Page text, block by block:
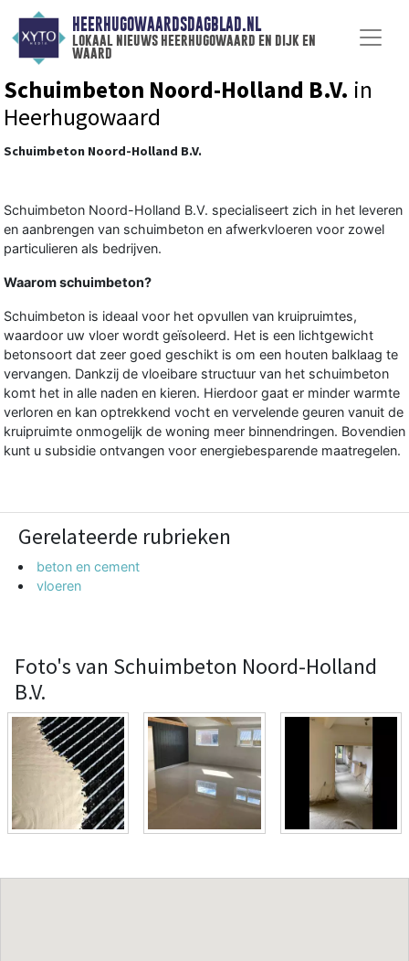
HEERHUGOWAARDSDAGBLAD.NL
lokaal nieuws heerhugowaard en dijk en
waard
Schuimbeton Noord-Holland B.V. in
Heerhugowaard
Schuimbeton Noord-Holland B.V.
Schuimbeton Noord-Holland B.V. specialiseert zich in het leveren
en aanbrengen van schuimbeton en afwerkvloeren voor zowel
particulieren als bedrijven.
Waarom schuimbeton?‍
Schuimbeton is ideaal voor het opvullen van kruipruimtes,
waardoor uw vloer wordt geïsoleerd. Het is een lichtgewicht
betonsoort dat zeer goed geschikt is om een houten balklaag te
vervangen. Dankzij de vloeibare structuur van het schuimbeton
komt het in alle naden en kieren. Hierdoor gaat er minder warmte
verloren en kan optrekkend vocht en vervelende geuren vanuit de
kruipruimte onmogelijk de woning meer binnendringen. Bovendien
kunt u subsidie ontvangen voor energiebesparende maatregelen.
Gerelateerde rubrieken
beton en cement
vloeren
Foto's van Schuimbeton Noord-Holland
B.V.